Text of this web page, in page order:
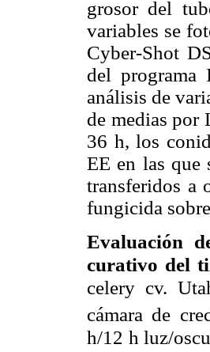
grosor del
variables se
Cyber-Shot
del programa
análisis de
de medias por
36 h, los
EE en las que
transferidos a
fungicida
Evaluación
curativo del
celery cv.
cámara de
h/12 h luz/